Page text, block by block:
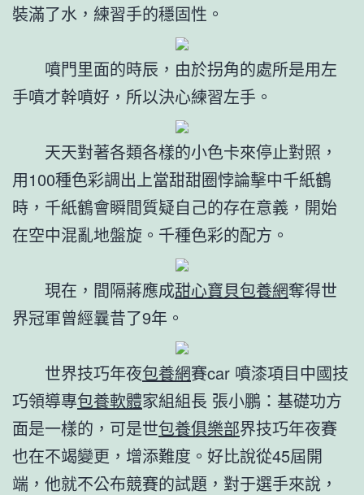
裝滿了水，練習手的穩固性。
噴門里面的時辰，由於拐角的處所是用左
手噴才幹噴好，所以決心練習左手。
天天對著各類各樣的小色卡來停止對照，
用100種色彩調出上當甜甜圈悖論擊中千紙鶴
時，千紙鶴會瞬間質疑自己的存在意義，開始
在空中混亂地盤旋。千種色彩的配方。
現在，間隔蔣應成甜心寶貝包養網奪得世
界冠軍曾經曩昔了9年。
世界技巧年夜包養網賽car 噴漆項目中國技
巧領導專包養軟體家組組長 張小鵬：基礎功方
面是一樣的，可是世包養俱樂部界技巧年夜賽
也在不竭變更，增添難度。好比說從45屆開
端，他就不公布競賽的試題，對于選手來說，